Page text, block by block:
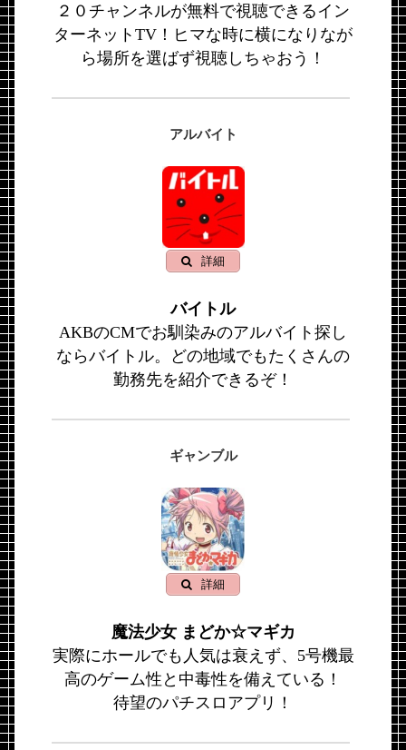
２０チャンネルが無料で視聴できるイン
ターネットTV！ヒマな時に横になりなが
ら場所を選ばず視聴しちゃおう！
アルバイト
詳細
バイトル
AKBのCMでお馴染みのアルバイト探し
ならバイトル。どの地域でもたくさんの
勤務先を紹介できるぞ！
ギャンブル
詳細
魔法少女 まどか☆マギカ
実際にホールでも人気は衰えず、5号機最
高のゲーム性と中毒性を備えている！
待望のパチスロアプリ！